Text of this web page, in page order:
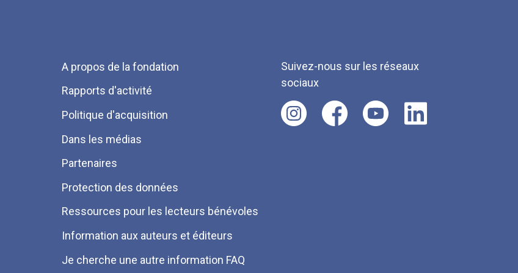
Menu
Pied
de
page
A propos de la fondation
Rapports d'activité
Politique d'acquisition
Dans les médias
Partenaires
Protection des données
Ressources pour les lecteurs bénévoles
Information aux auteurs et éditeurs
Je cherche une autre information FAQ
Suivez-nous sur les réseaux
sociaux